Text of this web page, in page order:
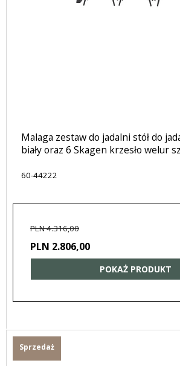
Malaga zestaw do jadalni stół do
biały oraz 6 Skagen krzesło welur
60-44222
PLN 4.316,00
PLN 2.806,00
POKAŻ PRODUKT
Sprzedaż